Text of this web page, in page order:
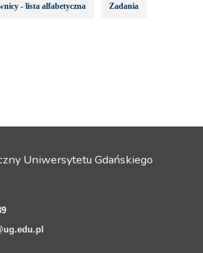
- lista alfabetyczna Zadania
Uniwersytetu Gdańskiego